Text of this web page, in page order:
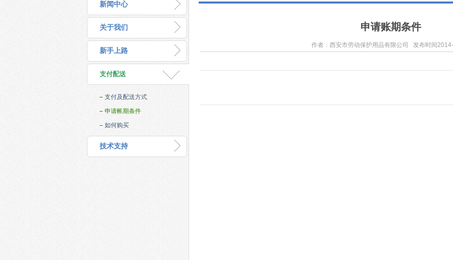
新闻中心
关于我们
新手上路
支付配送
支付及配送方式
申请帐期条件
如何购买
技术支持
申请账期条件
作者：西安市劳动保护用品有限公司 发布时间